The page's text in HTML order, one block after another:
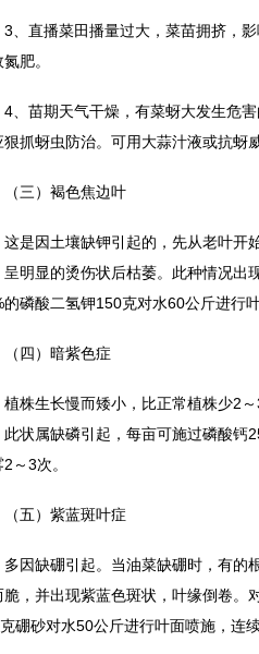
直播菜田播量过大，菜苗拥挤，影
肥。
苗期天气干燥，有菜蚜大发生危害
狠抓蚜虫防治。可用大蒜汁液或抗蚜
）褐色焦边叶
因土壤缺钾引起的，先从老叶开
呈明显的烫伤状后枯萎。此种情况出
的磷酸二氢钾150克对水60公斤进行
）暗紫色症
生长慢而矮小，比正常植株少2～
此状属缺磷引起，每亩可施过磷酸钙
～3次。
）紫蓝斑叶症
缺硼引起。当油菜缺硼时，有的
脆，并出现紫蓝色斑状，叶缘倒卷。
硼砂对水50公斤进行叶面喷施，连